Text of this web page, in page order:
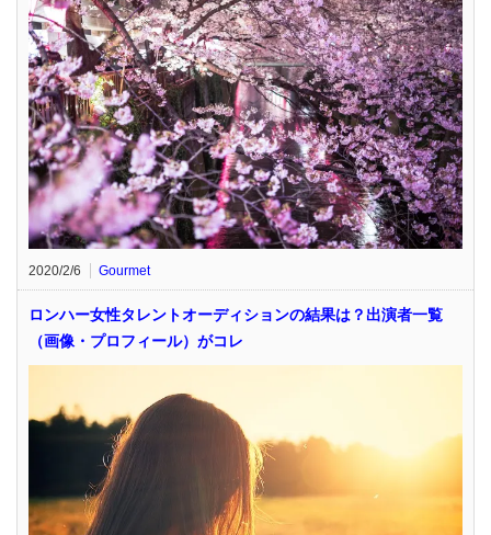
2020/2/6 Gourmet
ロンハー女性タレントオーディションの結果は？出演者一覧
（画像・プロフィール）がコレ